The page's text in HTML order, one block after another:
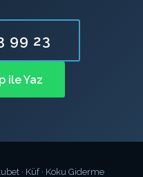
99 23
ile Yaz
· Küf · Koku Giderme